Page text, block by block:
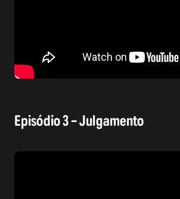
Episódio 3 – Julgamento